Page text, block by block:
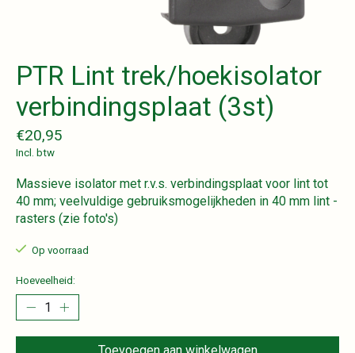
PTR Lint trek/hoekisolator
verbindingsplaat (3st)
€20,95
Incl. btw
Massieve isolator met r.v.s. verbindingsplaat voor lint tot
40 mm; veelvuldige gebruiksmogelijkheden in 40 mm lint -
rasters (zie foto's)
Op voorraad
Hoeveelheid: